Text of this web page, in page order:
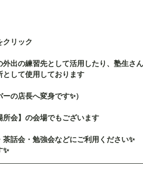
クリック
出の練習先として活用したり、塾生さ
として使用しております
の店長へ変身です✨）
会】の会場でもございます
話会・勉強会などにご利用ください✨
✨